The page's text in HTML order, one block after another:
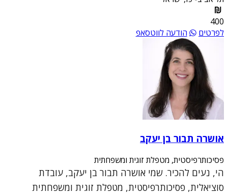
400
לפרטים
הודעה לווטסאפ
אושרה תבור בן יעקב
פסיכותרפיסטית, מטפלת זוגית ומשפחתית
הי, נעים להכיר. שמי אושרה תבור בן יעקב, עובדת
סוציאלית, פסיכותרפיסטית, מטפלת זוגית ומשפחתית